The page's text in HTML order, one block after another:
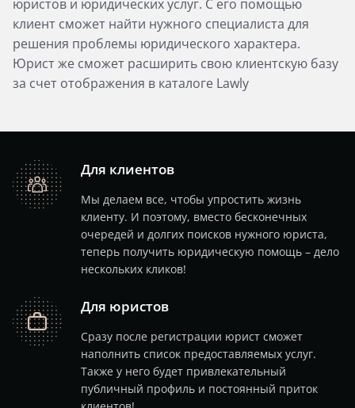
юристов и юридических услуг. С его помощью
клиент сможет найти нужного специалиста для
решения проблемы юридического характера.
Юрист же сможет расширить свою клиентскую базу
за счет отображения в каталоге Lawly
people
Для клиентов
Мы делаем все, чтобы упростить жизнь
клиенту. И поэтому, вместо бесконечных
очередей и долгих поисков нужного юриста,
теперь получить юридическую помощь – дело
нескольких кликов!
job
Для юристов
Сразу после регистрации юрист сможет
наполнить список предоставляемых услуг.
Также у него будет привлекательный
публичный профиль и постоянный приток